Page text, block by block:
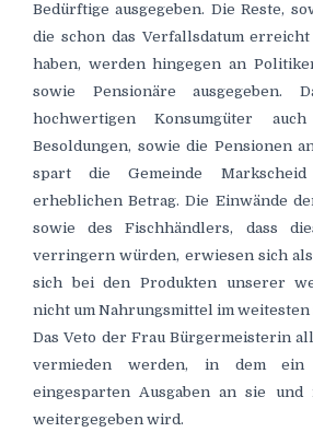
Bedürftige ausgegeben. Die Reste,
die schon das Verfallsdatum
haben, werden hingegen an
sowie Pensionäre ausgegeben.
hochwertigen Konsumgüter
Besoldungen, sowie die Pensionen
spart die Gemeinde
erheblichen Betrag. Die Einwände
sowie des Fischhändlers, dass
verringern würden, erwiesen sich als
sich bei den Produkten unserer
nicht um Nahrungsmittel im weitesten
Das Veto der Frau Bürgermeisterin
vermieden werden, in dem
eingesparten Ausgaben an sie
weitergegeben wird.